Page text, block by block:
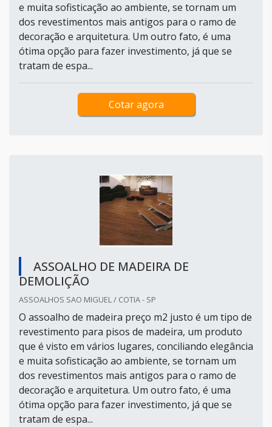
e muita sofisticação ao ambiente, se tornam um
dos revestimentos mais antigos para o ramo de
decoração e arquitetura. Um outro fato, é uma
ótima opção para fazer investimento, já que se
tratam de espa...
Cotar agora
ASSOALHO DE MADEIRA DE
DEMOLIÇÃO
ASSOALHOS SAO MIGUEL / COTIA - SP
O assoalho de madeira preço m2 justo é um tipo de
revestimento para pisos de madeira, um produto
que é visto em vários lugares, conciliando elegância
e muita sofisticação ao ambiente, se tornam um
dos revestimentos mais antigos para o ramo de
decoração e arquitetura. Um outro fato, é uma
ótima opção para fazer investimento, já que se
tratam de espa...